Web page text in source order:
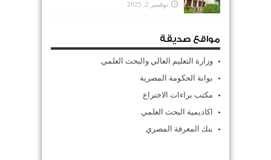
نوفمبر 2, 2025
مواقع صديقة
وزارة التعليم العالي والبحث العلمي
بوابة الحكومة المصرية
مكتب براءات الاختراع
اكاديمية البحث العلمي
بنك المعرفة المصري